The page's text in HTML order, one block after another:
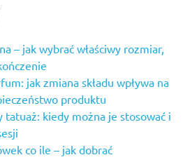
– jak wybrać właściwy rozmiar,
jak zmiana składu wpływa na
produktu
tatuaż: kiedy można je stosować i
co ile – jak dobrać